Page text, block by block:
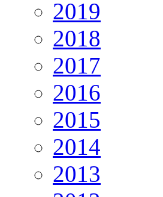
2019
2018
2017
2016
2015
2014
2013